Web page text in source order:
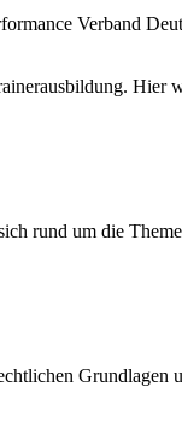
Verband
Hier
rund um die
Grundlagen